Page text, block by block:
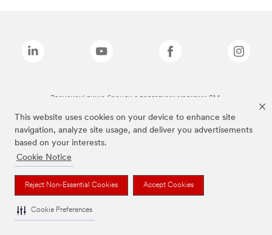
This website uses cookies on your device to enhance site
navigation, analyze site usage, and deliver you advertisements
based on your interests.
Cookie Notice
Reject Non-Essential Cookies Accept Cookies
Cookie Preferences
Зазначені вище бренди є торговими марками 3M.